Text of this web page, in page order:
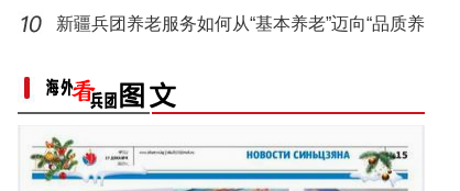
新疆兵团养老服务如何从“基本养老”迈向“品质养